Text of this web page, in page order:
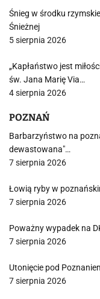
Śnieg w środku
Śnieżnej
5 sierpnia 2026
„Kapłaństwo jest
św. Jana Marię Via…
4 sierpnia 2026
POZNAŃ
Barbarzyństwo na
dewastowana"…
7 sierpnia 2026
Łowią ryby w
7 sierpnia 2026
Poważny wypadek na
7 sierpnia 2026
Utonięcie pod
7 sierpnia 2026